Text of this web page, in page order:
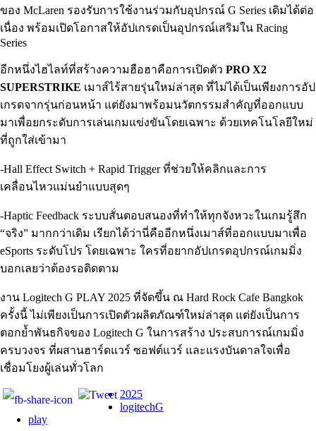
ของ McLaren รองรับการใช้งานร่วมกับอุปกรณ์ G Series เดิมได้ต่อ
เนื่อง พร้อมเปิดโอกาสให้อัปเกรดเป็นอุปกรณ์เสริมใน Racing
Series
อีกหนึ่งไฮไลท์ที่สร้างความฮือฮาคือการเปิดตัว PRO X2
SUPERSTRIKE เมาส์ไร้สายรุ่นใหม่ล่าสุด ที่ไม่ได้เป็นเพียงการอัป
เกรดจากรุ่นก่อนหน้า แต่ยังมาพร้อมนวัตกรรมสำคัญที่ออกแบบ
มาเพื่อยกระดับการเล่นเกมแข่งขันโดยเฉพาะ ด้วยเทคโนโลยีใหม่
ที่ถูกใส่เข้ามา
-Hall Effect Switch + Rapid Trigger ที่ช่วยให้คลิกและการ
เคลื่อนไหวแม่นยำแบบสุดๆ
-Haptic Feedback ระบบสั่นตอบสนองที่ทำให้ทุกจังหวะในเกมรู้สึก
“จริง” มากกว่าเดิม เรียกได้ว่านี่คืออีกหนึ่งเมาส์ที่ออกแบบมาเพื่อ
eSports ระดับโปร โดยเฉพาะ ใครที่อยากอัปเกรดอุปกรณ์เกมมิ่ง
บอกเลยว่าต้องรอติดตาม
งาน Logitech G PLAY 2025 ที่จัดขึ้น ณ Hard Rock Cafe Bangkok
ครั้งนี้ ไม่เพียงเป็นการเปิดตัวผลิตภัณฑ์ใหม่ล่าสุด แต่ยังเป็นการ
ตอกย้ำพันธกิจของ Logitech G ในการสร้าง ประสบการณ์เกมมิ่ง
ครบวงจร ที่ผสานฮาร์ดแวร์ ซอฟต์แวร์ และแรงบันดาลใจเพื่อ
เชื่อมโยงผู้เล่นทั่วโลก
2025
logitechG
play